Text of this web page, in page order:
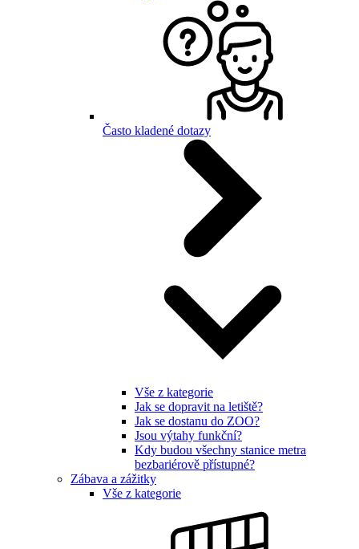
Často kladené dotazy
Vše z kategorie
Jak se dopravit na letiště?
Jak se dostanu do ZOO?
Jsou výtahy funkční?
Kdy budou všechny stanice metra
bezbariérově přístupné?
Zábava a zážitky
Vše z kategorie